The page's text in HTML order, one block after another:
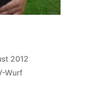
2012
Wurf